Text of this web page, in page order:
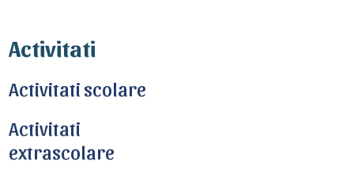
Activitati
Activitati scolare
Activitati
extrascolare